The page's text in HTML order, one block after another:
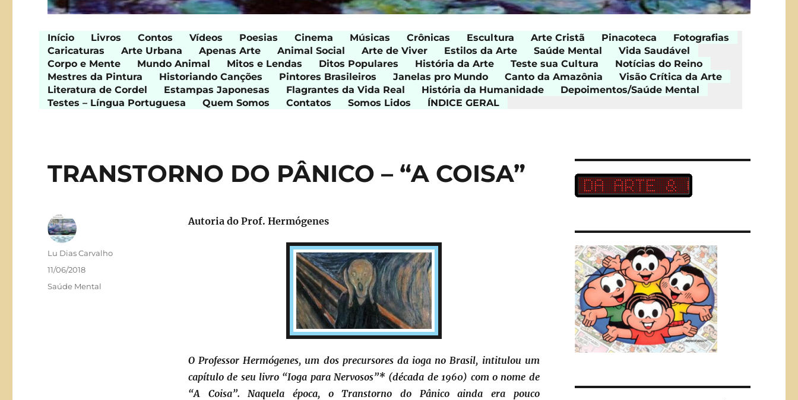
Início Livros Contos Vídeos Poesias Cinema Músicas Crônicas Escultura Arte Cristã Pinacoteca
Fotografias
Caricaturas
Arte Urbana Apenas Arte Animal Social Arte de Viver Estilos da Arte Saúde Mental
Vida Saudável
Corpo e Mente
Mundo Animal Mitos e Lendas Ditos Populares História da Arte Teste sua Cultura
Notícias do Reino
Mestres da Pintura
Historiando Canções Pintores Brasileiros Janelas pro Mundo Canto da Amazônia
Visão Crítica da Arte
Literatura de Cordel
Estampas Japonesas Flagrantes da Vida Real História da Humanidade
Depoimentos/Saúde Mental
Testes – Língua Portuguesa
Quem Somos Contatos Somos Lidos ÍNDICE GERAL
TRANSTORNO DO PÂNICO – “A COISA”
Autoria do Prof. Hermógenes
O Professor Hermógenes, um dos precursores da ioga no Brasil, intitulou um
capítulo de seu livro “Ioga para Nervosos”* (década de 1960) com o nome de
“A Coisa”. Naquela época, o Transtorno do Pânico ainda era pouco
Autor
Lu Dias Carvalho
Publicado
em
11/06/2018
Categorias
Saúde Mental